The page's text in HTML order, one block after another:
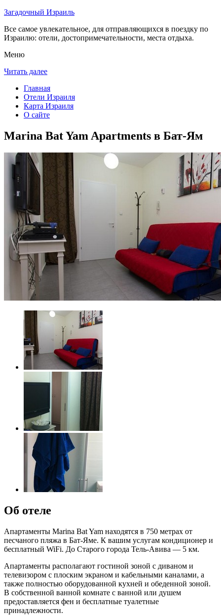
Загадочный Израиль
Все самое увлекательное, для отправляющихся в поездку по
Израилю: отели, достопримечательности, места отдыха.
Меню
Читать далее
Главная
Отели Израиля
Карта Израиля
О сайте
Marina Bat Yam Apartments в Бат-Ям
Об отеле
Апартаменты Marina Bat Yam находятся в 750 метрах от
песчаного пляжа в Бат-Яме. К вашим услугам кондиционер и
бесплатный WiFi. До Старого города Тель-Авива — 5 км.
Апартаменты располагают гостиной зоной с диваном и
телевизором с плоским экраном и кабельными каналами, а
также полностью оборудованной кухней и обеденной зоной.
В собственной ванной комнате с ванной или душем
предоставляется фен и бесплатные туалетные
принадлежности.